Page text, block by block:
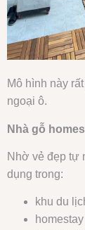
Mô hình này
ngoại ô.
Nhà gỗ
Nhờ vẻ đẹp tự
dụng trong:
khu du
homestay